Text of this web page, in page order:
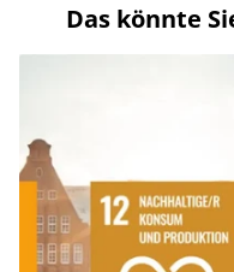
Das könnte